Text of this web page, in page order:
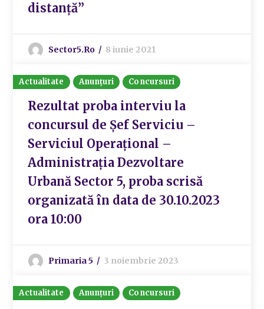
distanţă”
Sector5.ro 8 iunie 2021
Actualitate Anunțuri Concursuri
Rezultat proba interviu la
concursul de Șef Serviciu –
Serviciul Operațional –
Administrația Dezvoltare
Urbană Sector 5, proba scrisă
organizată în data de 30.10.2023
ora 10:00
Primaria 5 3 noiembrie 2023
Actualitate Anunțuri Concursuri